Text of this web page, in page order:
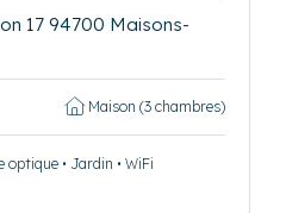
17 94700 Maisons-
Maison (3 chambres)
• Jardin • WiFi